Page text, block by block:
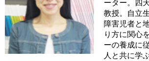
ーター。四
教授。自立
障害児者と
り方に関心
ーの養成に
人と共に学